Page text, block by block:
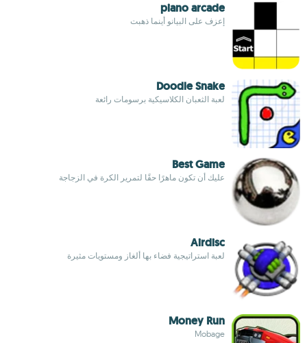
piano arcade
إعزف على البيانو أينما ذهبت
Doodle Snake
لعبة الثعبان الكلاسيكية برسومات رائعة
Best Game
عليك أن تكون ماهرًا حقًا لتمرير الكرة في الزجاجة
Airdisc
لعبة استراتيجية فضاء بها ألغاز ومستويات مثيرة
Money Run
Mobage